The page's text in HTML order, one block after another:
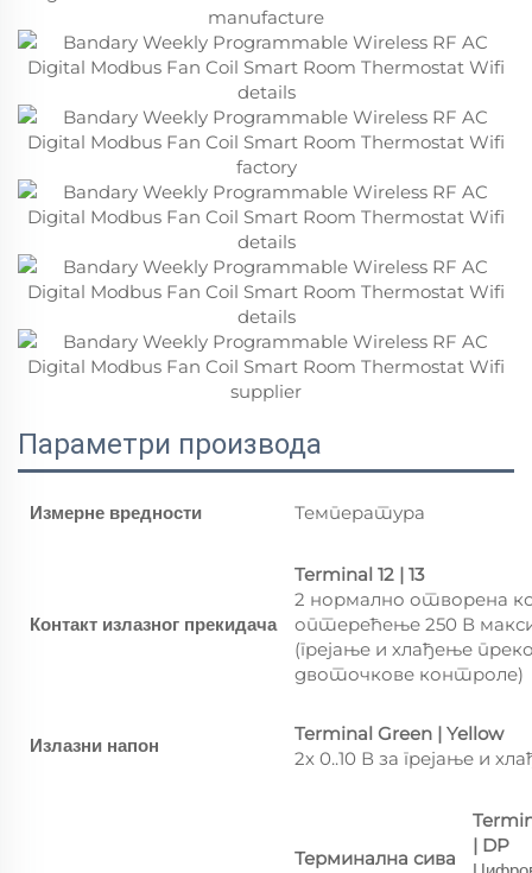
Параметри производа
Измерне вредности Температура
Контакт излазног прекидача
Terminal 12 | 13
2 нормално отворена
оптерећење 250 В
(грејање и хлађење
двоточкове контроле)
Излазни напон
Terminal Green | Yellow
2х 0..10 В за грејање и
Терминална сива
| DP